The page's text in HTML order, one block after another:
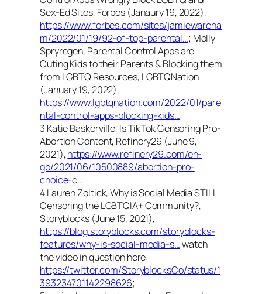
Sex-Ed Sites, Forbes (Janaury 19, 2022),
https://www.forbes.com/sites/jamiewareha
m/2022/01/19/92-of-top-parental…; Molly
Spryregen, Parental Control Apps are
Outing Kids to their Parents & Blocking them
from LGBTQ Resources, LGBTQNation
(January 19, 2022),
https://www.lgbtqnation.com/2022/01/pare
ntal-control-apps-blocking-kids…
3 Katie Baskerville, Is TikTok Censoring Pro-
Abortion Content, Refinery29 (June 9,
2021),https://www.refinery29.com/en-
gb/2021/06/10500889/abortion-pro-
choice-c…
4 Lauren Zoltick, Why is Social Media STILL
Censoring the LGBTQIA+ Community?,
Storyblocks (June 15, 2021),
https://blog.storyblocks.com/storyblocks-
features/why-is-social-media-s…watch
the video in question here:
https://twitter.com/StoryblocksCo/status/1
393234701142298626;